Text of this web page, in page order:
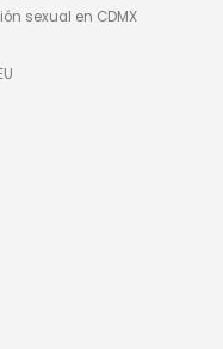
sexual en CDMX